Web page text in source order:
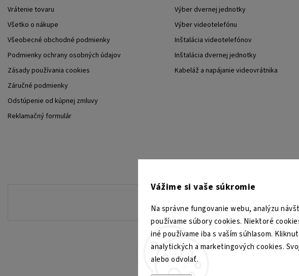
Vážime si vaše súkromie
Na správne fungovanie webu, analýzu
používame súbory cookies. Niektoré
iné používame iba s vaším súhlasom.
analytických a marketingových cookies.
alebo odvolať.
Vrátenie tovaru
Všetko o nákupe
Všeobecné obchodné podmienky
Podmienky ochrany osobných údajov
Zásady používania cookies
Záručné podmienky
Odstúpenie od kúpnej zmluvy
Reklamačný formulár
Výber dvernej jednotky
Výber videotelefónu
Inštalácia videotelefónov
Inštalácia dvernej jednotky
Kabeláž a napájanie videovrátnika
TESA Shop CZ